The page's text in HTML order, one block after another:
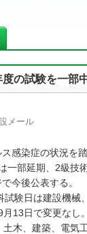
の試験を一部
メール
感染症の状況を
一部延期、2級技
今後公表する。
験日は建設機械
13日で変更な
木、建築、電気